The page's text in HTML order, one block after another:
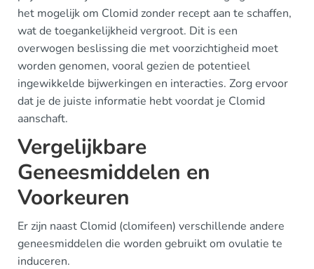
het mogelijk om Clomid zonder recept aan te schaffen,
wat de toegankelijkheid vergroot. Dit is een
overwogen beslissing die met voorzichtigheid moet
worden genomen, vooral gezien de potentieel
ingewikkelde bijwerkingen en interacties. Zorg ervoor
dat je de juiste informatie hebt voordat je Clomid
aanschaft.
Vergelijkbare
Geneesmiddelen en
Voorkeuren
Er zijn naast Clomid (clomifeen) verschillende andere
geneesmiddelen die worden gebruikt om ovulatie te
induceren.